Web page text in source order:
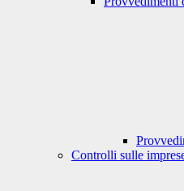
Controlli sulle